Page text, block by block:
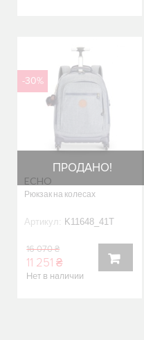
ПРОДАНО!
-30%
ECHO
Рюкзак на колесах
Артикул: K11648_41T
16 070 ₴
11 251 ₴
Нет в наличии